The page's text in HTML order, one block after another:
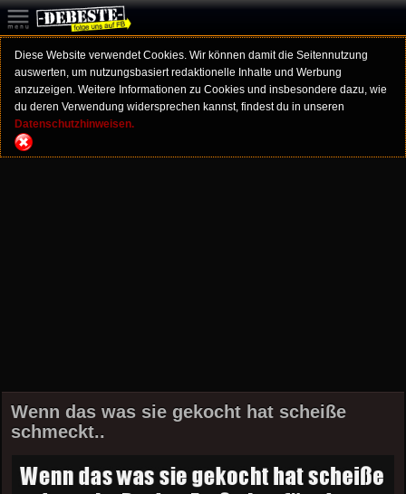
Diese Website verwendet Cookies. Wir können damit die Seitennutzung
auswerten, um nutzungsbasiert redaktionelle Inhalte und Werbung
anzuzeigen. Weitere Informationen zu Cookies und insbesondere dazu, wie
du deren Verwendung widersprechen kannst, findest du in unseren
Datenschutzhinweisen.
Wenn das was sie gekocht hat scheiße
schmeckt..